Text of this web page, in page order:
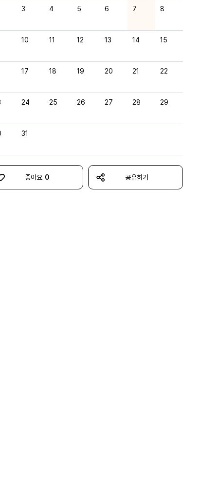
3 4 5 6 7 8
10 11 12 13 14 15
17 18 19 20 21 22
24 25 26 27 28 29
31
좋아요 0 공유하기